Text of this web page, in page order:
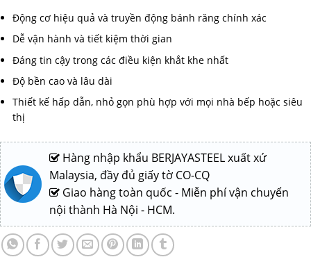
Động cơ hiệu quả và truyền động bánh răng chính xác
Dễ vận hành và tiết kiệm thời gian
Đáng tin cậy trong các điều kiện khắt khe nhất
Độ bền cao và lâu dài
Thiết kế hấp dẫn, nhỏ gọn phù hợp với mọi nhà bếp hoặc siêu
thị
Hàng nhập khẩu BERJAYASTEEL xuất xứ
Malaysia, đầy đủ giấy tờ CO-CQ
Giao hàng toàn quốc - Miễn phí vận chuyển
nội thành Hà Nội - HCM.